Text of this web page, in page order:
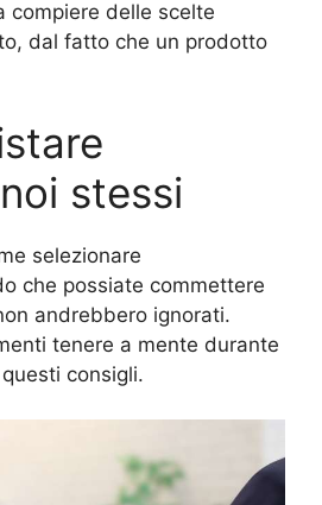
compiere delle scelte
dal fatto che un prodotto
stessi
selezionare
che possiate commettere
andrebbero ignorati.
tenere a mente durante
consigli.